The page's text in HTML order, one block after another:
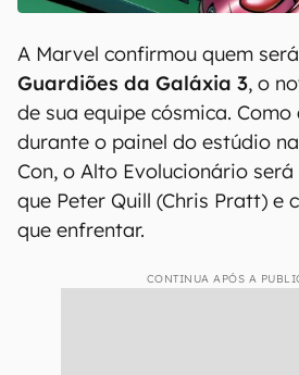
A Marvel confirmou quem
Guardiões da Galáxia 3, o
de sua equipe cósmica.
durante o painel do estúdio
Con, o Alto Evolucionário
que Peter Quill (Chris Pratt) e
que enfrentar.
CONTINUA APÓS A